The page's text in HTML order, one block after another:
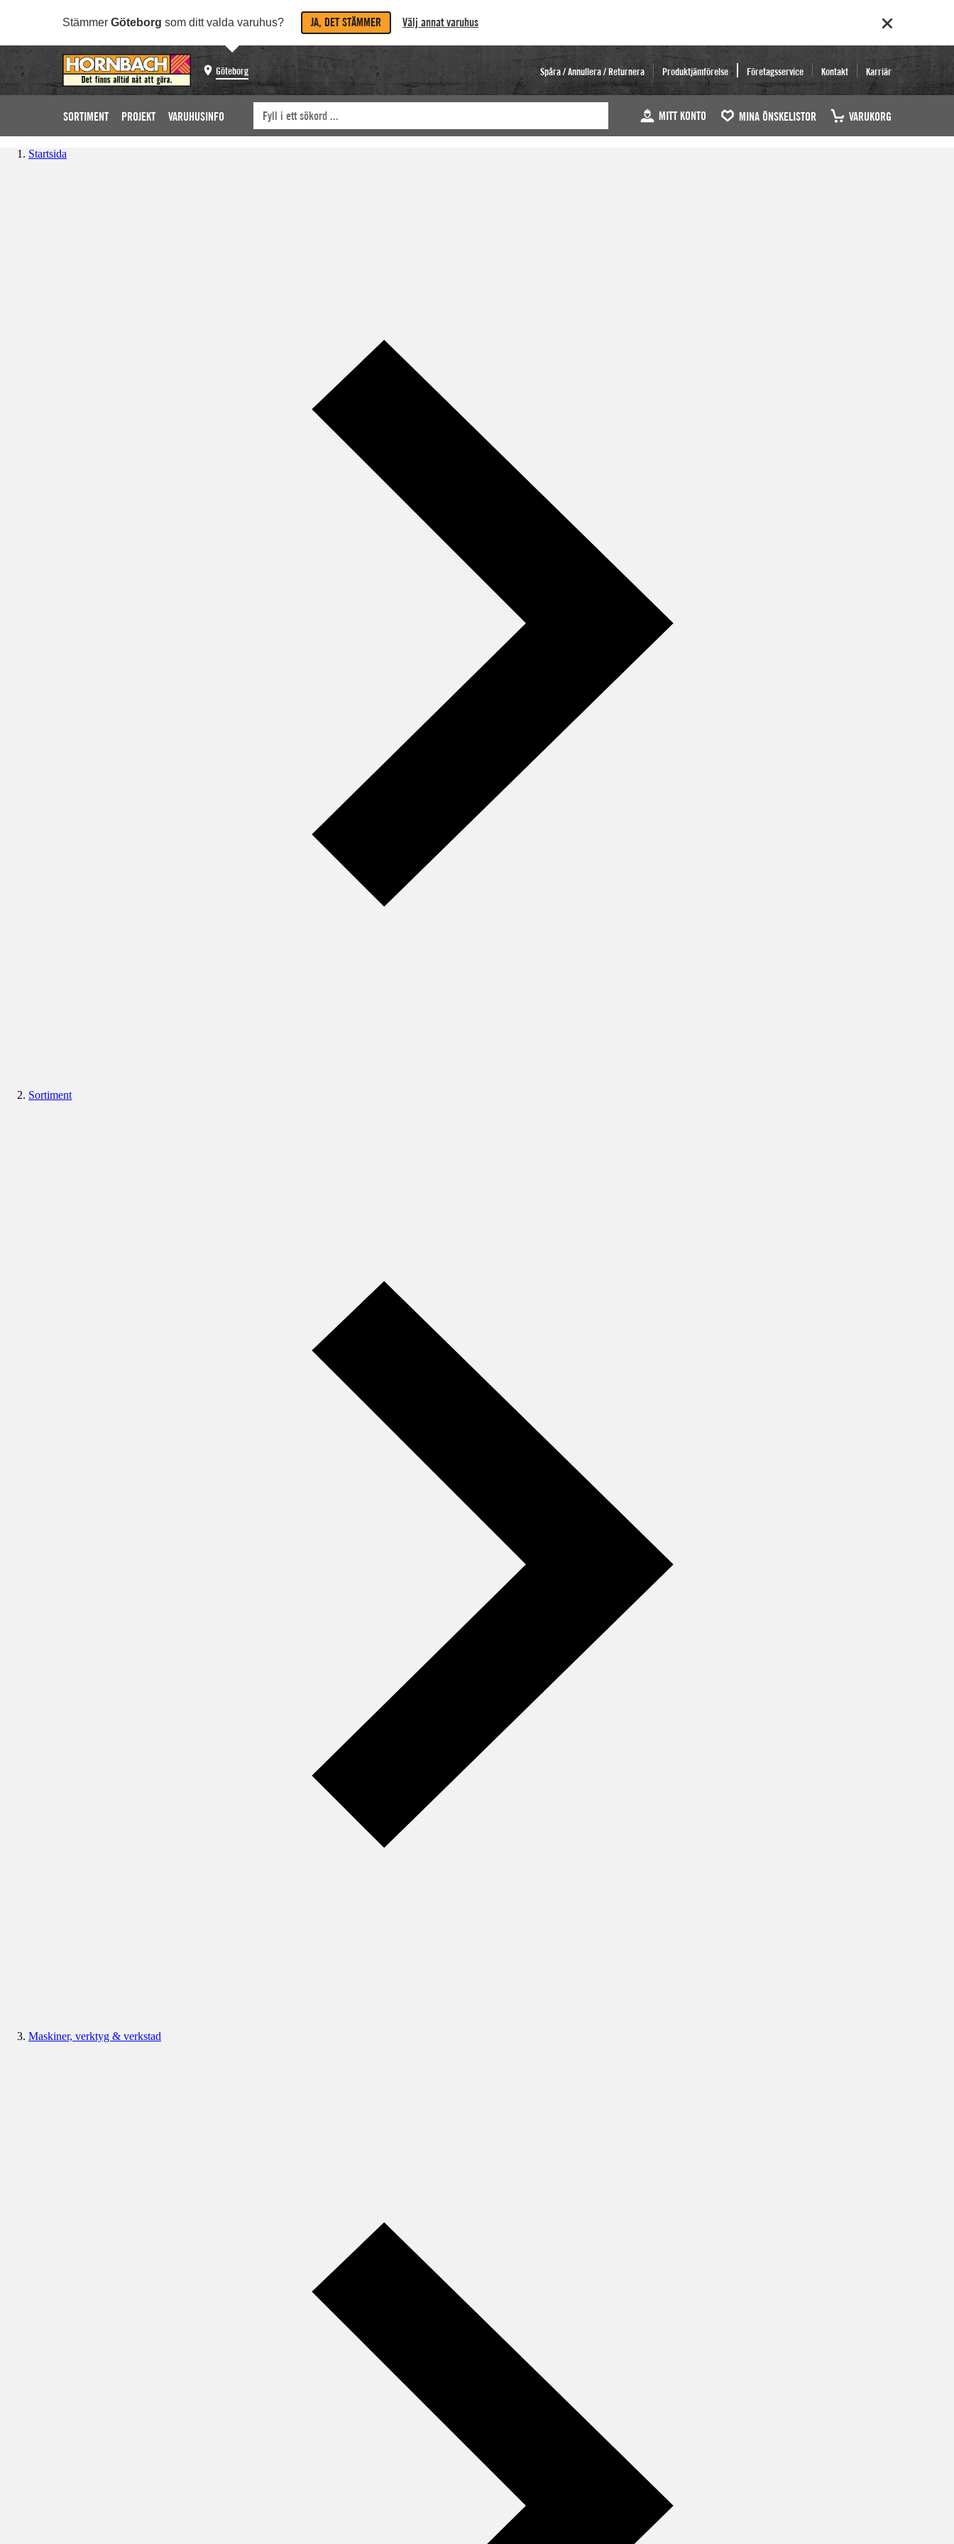
Stämmer Göteborg som ditt valda varuhus? JA, DET STÄMMER Välj annat varuhus
Göteborg Spåra / Annullera / Returnera Produktjämförelse Företagsservice Kontakt Karriär
SORTIMENT PROJEKT VARUHUSINFO MITT KONTO MINA ÖNSKELISTOR VARUKORG
Startsida
Sortiment
Maskiner, verktyg & verkstad